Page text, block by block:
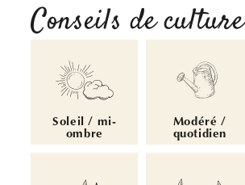
Conseils de culture
Soleil / mi-
ombre
Modéré /
quotidien